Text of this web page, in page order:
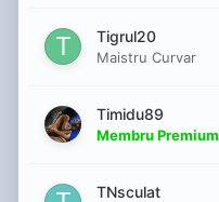
Tigrul20
Maistru Curvar
Timidu89
Membru Premium
TNsculat